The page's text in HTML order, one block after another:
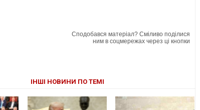
Сподобався матеріал? Сміливо поділися
ним в соцмережах через ці кнопки
ІНШІ НОВИНИ ПО ТЕМІ